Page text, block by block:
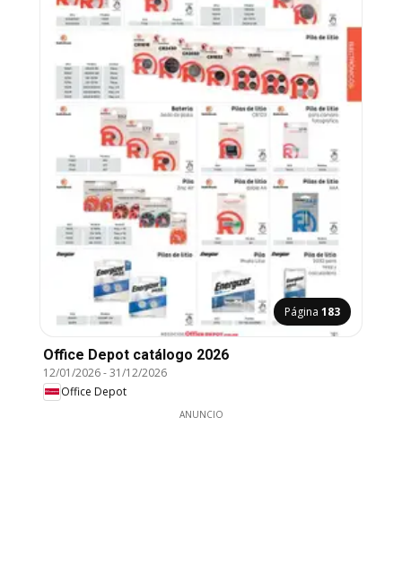
Página 183
Office Depot catálogo 2026
12/01/2026-31/12/2026
Office Depot
ANUNCIO